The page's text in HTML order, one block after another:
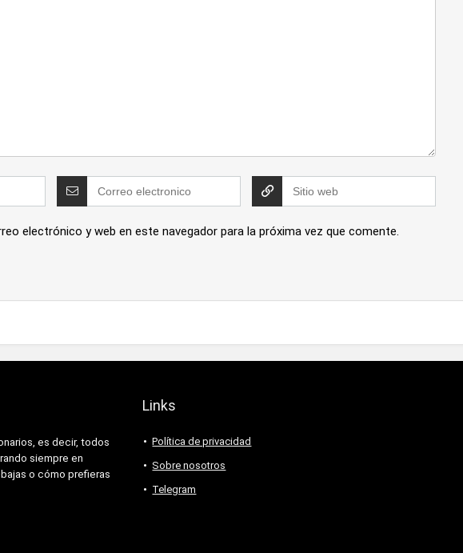
electrónico y web en este navegador para la próxima vez que comente.
es decir, todos
siempre en
o cómo prefieras
Links
Política de privacidad
Sobre nosotros
Telegram